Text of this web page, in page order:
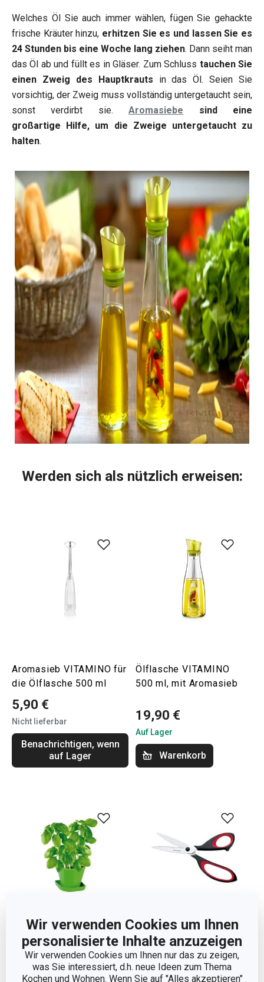
Wir verwenden Cookies um Ihnen
personalisierte Inhalte anzuzeigen
Wir verwenden Cookies um Ihnen nur das zu zeigen,
was Sie interessiert, d.h. neue Ideen zum Thema
Kochen und Wohnen. Wenn Sie auf "Alles akzeptieren"
Welches Öl Sie auch immer wählen, fügen Sie gehackte
frische Kräuter hinzu, erhitzen Sie es und lassen Sie es
24 Stunden bis eine Woche lang ziehen. Dann seiht man
das Öl ab und füllt es in Gläser. Zum Schluss tauchen Sie
einen Zweig des Hauptkrauts in das Öl. Seien Sie
vorsichtig, der Zweig muss vollständig untergetaucht sein,
sonst verdirbt sie.Aromasiebe sind eine
großartige Hilfe, um die Zweige untergetaucht zu
halten.
Werden sich als nützlich erweisen:
Aromasieb VITAMINO für
die Ölflasche 500 ml
5,90 €
Nicht lieferbar
Benachrichtigen, wenn
auf Lager
Ölflasche VITAMINO
500 ml, mit Aromasieb
19,90 €
Auf Lager
Warenkorb
Kräuteranbau-Set SENSE,
Basilikum
5,90 €
Kräuterschere COSMO,
21 cm
7,90 €